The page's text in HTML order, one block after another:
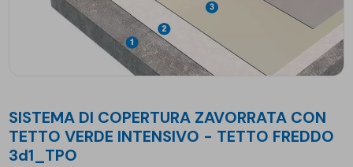
SISTEMA DI COPERTURA ZAVORRATA CON
TETTO VERDE INTENSIVO - TETTO FREDDO
3d1_TPO